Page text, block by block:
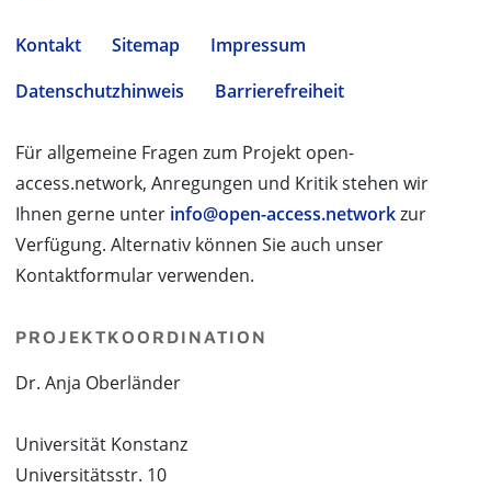
Kontakt Sitemap
Impressum
Datenschutzhinweis
Barrierefreiheit
Für allgemeine Fragen zum Projekt open-
access.network, Anregungen und Kritik stehen wir
Ihnen gerne unter info@open-access.networkzur
Verfügung. Alternativ können Sie auch unser
Kontaktformular verwenden.
PROJEKTKOORDINATION
Dr. Anja Oberländer
Universität Konstanz
Universitätsstr. 10